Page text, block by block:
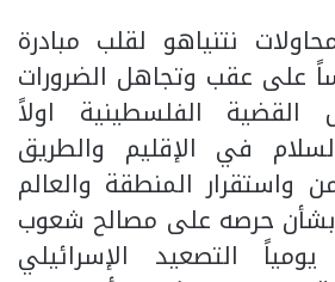
نتنياهو لقلب مبادرة
على عقب وتجاهل الضرورات
القضية الفلسطينية اولاً
السلام في الإقليم والطريق
واستقرار المنطقة والعالم
بشأن حرصه على مصالح شعوب
التصعيد الإسرائيلي